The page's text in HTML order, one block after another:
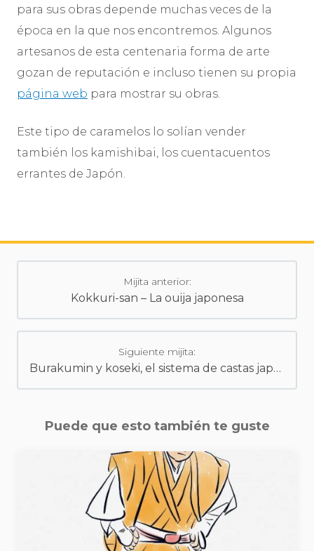
para sus obras depende muchas veces de la
época en la que nos encontremos. Algunos
artesanos de esta centenaria forma de arte
gozan de reputación e incluso tienen su propia
página web para mostrar su obras.
Este tipo de caramelos lo solían vender
también los kamishibai, los cuentacuentos
errantes de Japón.
Mijita anterior:
Kokkuri-san – La ouija japonesa
Siguiente mijita:
Burakumin y koseki, el sistema de castas japonés
Puede que esto también te guste